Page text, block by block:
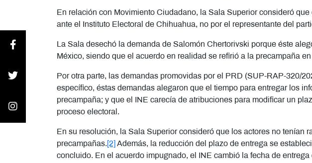
En relación con Movimiento Ciudadano, la Sala Superior consideró
ante el Instituto Electoral de Chihuahua, no por el representante del
La Sala desechó la demanda de Salomón Chertorivski porque éste
México, siendo que el acuerdo en realidad se refirió a la precampaña
Por otra parte, las demandas promovidas por el PRD (SUP-RAP-320/
específico, éstas demandas alegaron que el tiempo para entregar los
precampaña; y que el INE carecía de atribuciones para modificar un
proceso electoral.
En su resolución, la Sala Superior consideró que los actores no tenían
precampañas. [2] Además, la reducción del plazo de entrega se
concluido. En el acuerdo impugnado, el INE cambió la fecha de